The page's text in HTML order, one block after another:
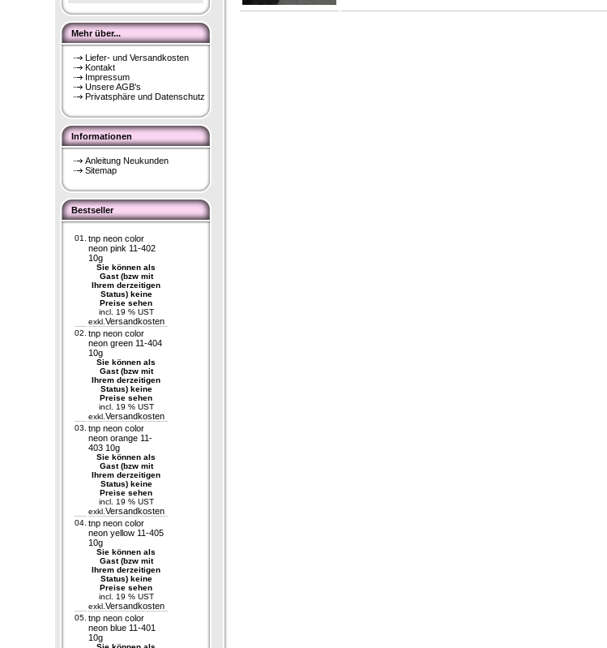
Mehr über...
Liefer- und Versandkosten
Kontakt
Impressum
Unsere AGB's
Privatsphäre und Datenschutz
Informationen
Anleitung Neukunden
Sitemap
Bestseller
01.
tnp neon color
neon pink 11-402
10g
Sie können als
Gast (bzw mit
Ihrem derzeitigen
Status) keine
Preise sehen
incl. 19 % UST
exkl. Versandkosten
02. tnp neon color
neon green 11-404
10g
Sie können als
Gast (bzw mit
Ihrem derzeitigen
Status) keine
Preise sehen
incl. 19 % UST
exkl. Versandkosten
03. tnp neon color
neon orange 11-
403 10g
Sie können als
Gast (bzw mit
Ihrem derzeitigen
Status) keine
Preise sehen
incl. 19 % UST
exkl. Versandkosten
04. tnp neon color
neon yellow 11-405
10g
Sie können als
Gast (bzw mit
Ihrem derzeitigen
Status) keine
Preise sehen
incl. 19 % UST
exkl. Versandkosten
05. tnp neon color
neon blue 11-401
10g